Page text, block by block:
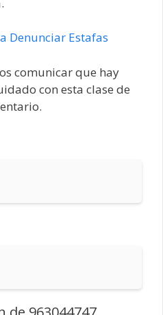
Denunciar Estafas
comunicar que hay
con esta clase de